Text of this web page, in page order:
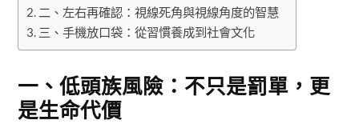
二、左右再確認：視線死角與視線角度的智慧
三、手機放口袋：從習慣養成到社會文化
一、低頭族風險：不只是罰單，更
是生命代價